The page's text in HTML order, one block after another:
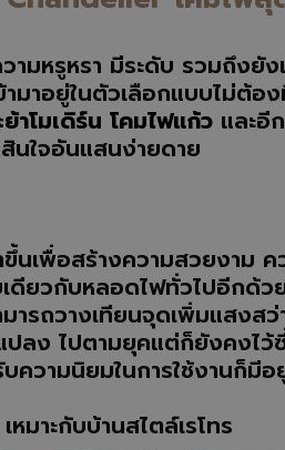
มหรูหรา มีระดับ รวมถึงยั
ามาอยู่ในตัวเลือกแบบไม่
าโมเดิร์น โคมไฟแก้ว และอี
นใจอันแสนง่ายดาย
นเพื่อสร้างความสวยงาม
ดียวกับหลอดไฟทั่วไปอีกด้ว
รถวางเทียนจุดเพิ่มแสงสว่
ลง ไปตามยุคแต่ก็ยังคงไว้
ความนิยมในการใช้งานก็มี
มาะกับบ้านสไตล์เรโทร